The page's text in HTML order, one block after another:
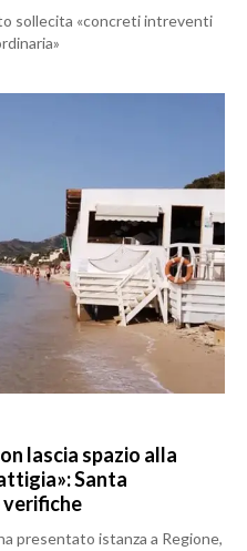
sollecita «concreti intreventi
lascia spazio alla
Santa
verifiche
presentato istanza a Regione,